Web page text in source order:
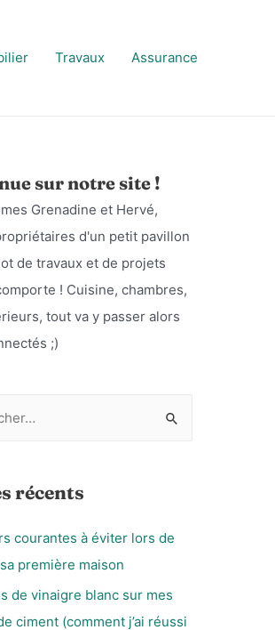
Travaux Assurance
sur notre site !
Grenadine et Hervé,
d'un petit pavillon
de travaux et de projets
! Cuisine, chambres,
tout va y passer alors
;)
récents
courantes à éviter lors de
sa première maison
de vinaigre blanc sur mes
ciment (comment j’ai réussi